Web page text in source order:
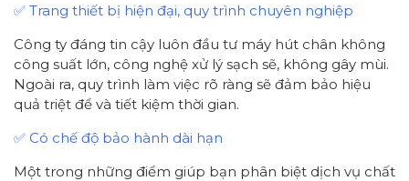
✅ Trang thiết bị hiện đại, quy trình chuyên nghiệp
Công ty đáng tin cậy luôn đầu tư máy hút chân không
công suất lớn, công nghệ xử lý sạch sẽ, không gây mùi.
Ngoài ra, quy trình làm việc rõ ràng sẽ đảm bảo hiệu
quả triệt để và tiết kiệm thời gian.
✅ Có chế độ bảo hành dài hạn
Một trong những điểm giúp bạn phân biệt dịch vụ chất